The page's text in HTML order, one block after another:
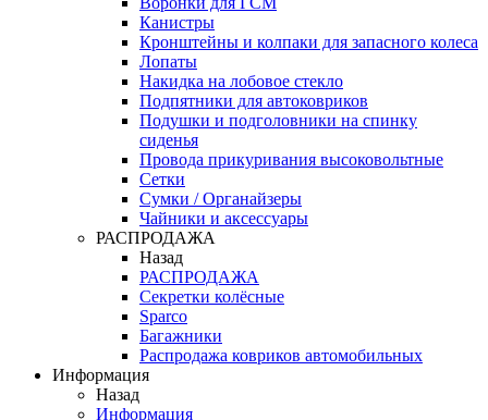
Канистры
Кронштейны и колпаки для запасного колеса
Лопаты
Накидка на лобовое стекло
Подпятники для автоковриков
Подушки и подголовники на спинку
сиденья
Провода прикуривания высоковольтные
Сетки
Сумки / Органайзеры
Чайники и аксессуары
РАСПРОДАЖА
Назад
РАСПРОДАЖА
Секретки колёсные
Sparco
Багажники
Распродажа ковриков автомобильных
Информация
Назад
Информация